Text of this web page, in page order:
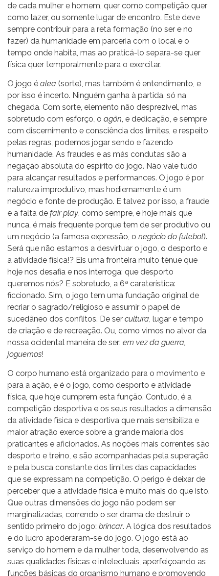
de cada mulher e homem, quer como competição quer
como lazer, ou somente lugar de encontro. Este deve
sempre contribuir para a reta formação (no ser e no
fazer) da humanidade em parceria com o local e o
tempo onde habita, mas ao praticá-lo separa-se quer
física quer temporalmente para o exercitar.
O jogo é alea (sorte), mas também é entendimento, e
por isso é incerto. Ninguém ganha à partida, só na
chegada. Com sorte, elemento não desprezível, mas
sobretudo com esforço, o agôn , e dedicação, e sempre
com discernimento e consciência dos limites, e respeito
pelas regras, podemos jogar sendo e fazendo
humanidade. As fraudes e as más condutas são a
negação absoluta do espírito do jogo. Não vale tudo
para alcançar resultados e performances. O jogo é por
natureza improdutivo, mas hodiernamente é um
negócio e fonte de produção. E talvez por isso, a fraude
e a falta de fair play , como sempre, e hoje mais que
nunca, é mais frequente porque tem de ser produtivo ou
um negócio (a famosa expressão, o negócio do futebol).
Será que não estamos a desvirtuar o jogo, o desporto e
a atividade física!? Eis uma fronteira muito ténue que
hoje nos desafia e nos interroga: que desporto
queremos nós? E sobretudo, a 6ª caraterística:
ficcionado. Sim, o jogo tem uma fundação original de
recriar o sagrado/religioso e assumir o papel de
sucedâneo dos conflitos. De ser cultura , lugar e tempo
de criação e de recreação. Ou, como vimos no alvor da
nossa ocidental maneira de ser: em vez da guerra,
joguemos!
O corpo humano está organizado para o movimento e
para a ação, e é o jogo, como desporto e atividade
física, que hoje cumprem esta função. Contudo, é a
competição desportiva e os seus resultados a dimensão
da atividade física e desportiva que mais sensibiliza e
maior atração exerce sobre a grande maioria dos
praticantes e aficionados. As noções mais correntes são
desporto e treino, e são acompanhadas pela superação
e pela busca constante dos limites das capacidades
que se expressam na competição. O perigo é deixar de
perceber que a atividade física é muito mais do que isto.
Que outras dimensões do jogo não podem ser
marginalizadas, correndo o ser drama de destruir o
sentido primeiro do jogo: brincar. A lógica dos resultados
e do lucro apoderaram-se do jogo. O jogo está ao
serviço do homem e da mulher toda, desenvolvendo as
suas qualidades físicas e intelectuais, aperfeiçoando as
funções básicas do organismo humano e promovendo